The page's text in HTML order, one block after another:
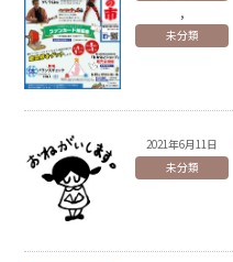
,
未分類
2021年6月11日
未分類